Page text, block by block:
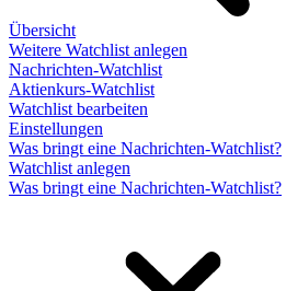
Übersicht
Weitere Watchlist anlegen
Nachrichten-Watchlist
Aktienkurs-Watchlist
Watchlist bearbeiten
Einstellungen
Was bringt eine Nachrichten-Watchlist?
Watchlist anlegen
Was bringt eine Nachrichten-Watchlist?